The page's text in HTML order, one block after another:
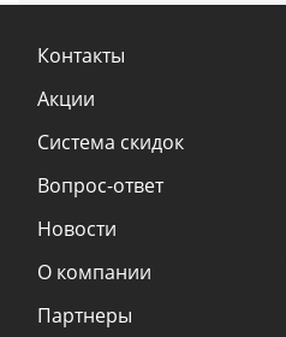
Контакты
Акции
Система скидок
Вопрос-ответ
Новости
О компании
Партнеры